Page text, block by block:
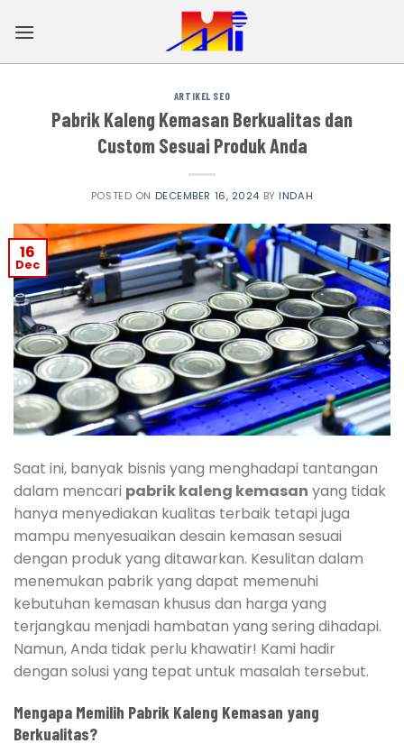
ARTIKEL SEO
Pabrik Kaleng Kemasan Berkualitas dan
Custom Sesuai Produk Anda
POSTED ON DECEMBER 16, 2024 BY INDAH
16
Dec
Saat ini, banyak bisnis yang menghadapi tantangan
dalam mencari pabrik kaleng kemasan yang tidak
hanya menyediakan kualitas terbaik tetapi juga
mampu menyesuaikan desain kemasan sesuai
dengan produk yang ditawarkan. Kesulitan dalam
menemukan pabrik yang dapat memenuhi
kebutuhan kemasan khusus dan harga yang
terjangkau menjadi hambatan yang sering dihadapi.
Namun, Anda tidak perlu khawatir! Kami hadir
dengan solusi yang tepat untuk masalah tersebut.
Mengapa Memilih Pabrik Kaleng Kemasan yang
Berkualitas?